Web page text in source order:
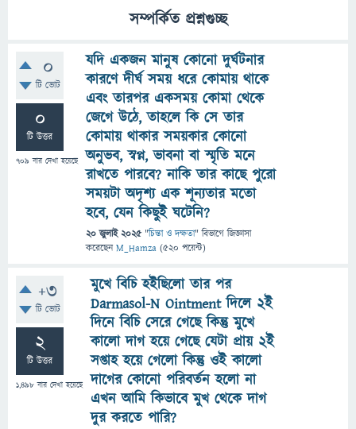
সম্পর্কিত প্রশ্নগুচ্ছ
0
টি ভোট
0
টি উত্তর
709 বার দেখা হয়েছে
যদি একজন মানুষ কোনো দুর্ঘটনার
কারণে দীর্ঘ সময় ধরে কোমায় থাকে
এবং তারপর একসময় কোমা থেকে
জেগে উঠে, তাহলে কি সে তার
কোমায় থাকার সময়কার কোনো
অনুভব, স্বপ্ন, ভাবনা বা স্মৃতি মনে
রাখতে পারবে? নাকি তার কাছে পুরো
সময়টা অদৃশ্য এক শূন্যতার মতো
হবে, যেন কিছুই ঘটেনি?
20 জুলাই 2025 "চিন্তা ও দক্ষতা" বিভাগে জিজ্ঞাসা
করেছেনM_Hamza (520 পয়েন্ট)
+3
টি ভোট
2
টি উত্তর
1,498 বার দেখা হয়েছে
মুখে বিচি হইছিলো তার পর
Darmasol-N Ointment দিলে ২ই
দিনে বিচি সেরে গেছে কিন্তু মুখে
কালো দাগ হয়ে গেছে যেটা প্রায় ২ই
সপ্তাহ হয়ে গেলো কিন্তু ওই কালো
দাগের কোনো পরিবর্তন হলো না
এখন আমি কিভাবে মুখ থেকে দাগ
দুর করতে পারি?